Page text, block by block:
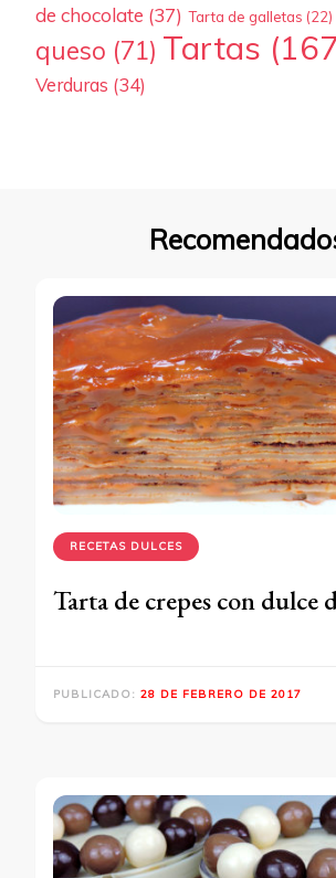
de chocolate (37) Tarta de galletas (22)
queso (71) Tartas
Verduras (34)
RECETAS DULCES
Tarta de crepes con dulce
PUBLICADO: 28 DE FEBRERO DE 2017